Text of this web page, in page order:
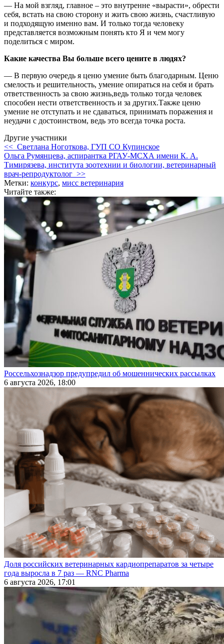
— На мой взгляд, главное – это внутренне «вырасти», обрести
себя, встать на свою сторону и жить свою жизнь, счастливую
и подходящую именно вам. И только тогда человеку
представляется возможным понять кто Я и чем могу
поделиться с миром.
Какие качества Вы больше всего цените в людях?
— В первую очередь я ценю умение быть благодарным. Ценю
смелость и решительность, умение опираться на себя и брать
ответственность за свою жизнь,ведь только тогда человек
способен нести ответственность и за других.Также ценю
умение не отступать и не сдаваться, принимать поражения и
неудачи с достоинством, ведь это всегда точка роста.
Другие участники
<< Светлана Ноготкова, ГУП СО Купинское
Ольга Румянцева, аспирантка РГАУ-МСХА имени К. А.
Тимирязева, института зоотехнии и биологии, ветеринарный
врач-репродуктолог >>
Метки: конкурс, мисс ветеринария
Читайте также:
Россельхознадзор предупредил об мошеннических рассылках
6 августа 2026, 18:00
Доля российских ветеринарных кардиопрепаратов за четыре
года выросла в 7 раз — RNC Pharma
6 августа 2026, 17:01